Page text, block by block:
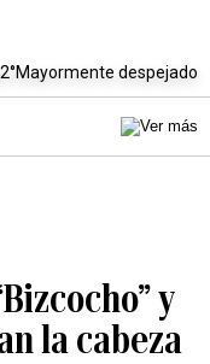
Mayormente despejado
y
la cabeza